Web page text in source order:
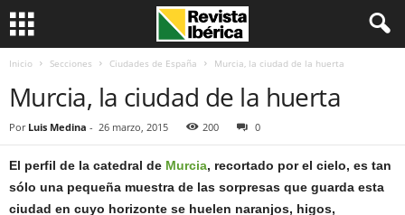
Inicio Secciones Ciudades de España Murcia, la ciudad de la huerta
Murcia, la ciudad de la huerta
Por Luis Medina - 26 marzo, 2015 200 0
El perfil de la catedral de Murcia, recortado por el cielo, es tan
sólo una pequeña muestra de las sorpresas que guarda esta
ciudad en cuyo horizonte se huelen naranjos, higos,